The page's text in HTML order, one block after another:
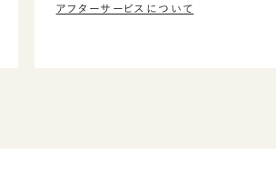
アフターサービスについて